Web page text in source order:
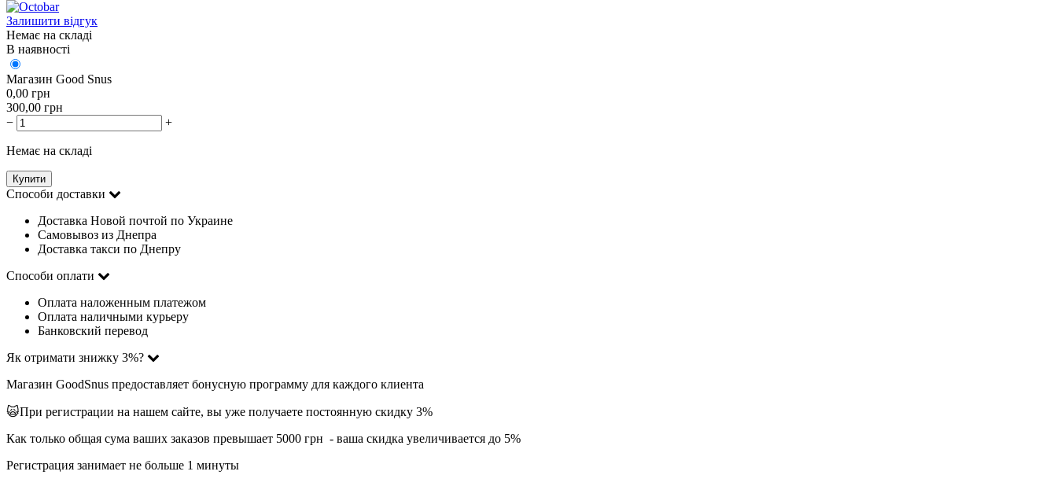
Залишити відгук
Немає на складі
В наявності
Магазин Good Snus
0,00 грн
300,00 грн
−
+
Немає на складі
Купити
Способи доставки
Доставка Новой почтой по Украине
Самовывоз из Днепра
Доставка такси по Днепру
Способи оплати
Оплата наложенным платежом
Оплата наличными курьеру
Банковский перевод
Як отримати знижку 3%?
Магазин GoodSnus предоставляет бонусную программу для каждого клиента
🙀При регистрации на нашем сайте, вы уже получаете постоянную скидку 3%
Как только общая сума ваших заказов превышает 5000 грн - ваша скидка увеличивается до 5%
Регистрация занимает не больше 1 минуты